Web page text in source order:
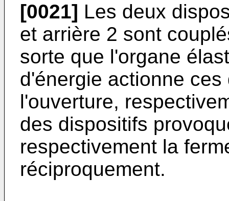
[0021] Les deux
et arrière 2 sont
sorte que l'organe
d'énergie actionne
l'ouverture,
des dispositifs
respectivement la
réciproquement.